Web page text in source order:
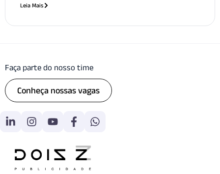
Leia Mais
Faça parte do nosso time
Conheça nossas vagas